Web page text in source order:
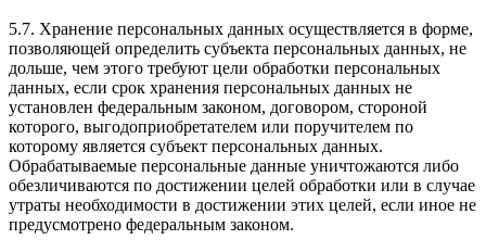
5.7. Хранение персональных данных осуществляется в форме,
позволяющей определить субъекта персональных данных, не
дольше, чем этого требуют цели обработки персональных
данных, если срок хранения персональных данных не
установлен федеральным законом, договором, стороной
которого, выгодоприобретателем или поручителем по
которому является субъект персональных данных.
Обрабатываемые персональные данные уничтожаются либо
обезличиваются по достижении целей обработки или в случае
утраты необходимости в достижении этих целей, если иное не
предусмотрено федеральным законом.